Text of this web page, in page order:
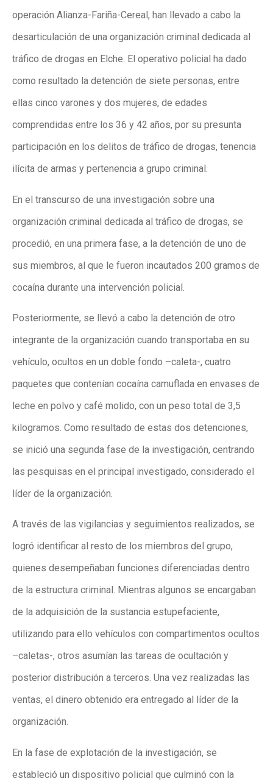
operación Alianza-Fariña-Cereal, han llevado a cabo la
desarticulación de una organización criminal dedicada al
tráfico de drogas en Elche. El operativo policial ha dado
como resultado la detención de siete personas, entre
ellas cinco varones y dos mujeres, de edades
comprendidas entre los 36 y 42 años, por su presunta
participación en los delitos de tráfico de drogas, tenencia
ilícita de armas y pertenencia a grupo criminal.
En el transcurso de una investigación sobre una
organización criminal dedicada al tráfico de drogas, se
procedió, en una primera fase, a la detención de uno de
sus miembros, al que le fueron incautados 200 gramos de
cocaína durante una intervención policial.
Posteriormente, se llevó a cabo la detención de otro
integrante de la organización cuando transportaba en su
vehículo, ocultos en un doble fondo –caleta-, cuatro
paquetes que contenían cocaína camuflada en envases de
leche en polvo y café molido, con un peso total de 3,5
kilogramos. Como resultado de estas dos detenciones,
se inició una segunda fase de la investigación, centrando
las pesquisas en el principal investigado, considerado el
líder de la organización.
A través de las vigilancias y seguimientos realizados, se
logró identificar al resto de los miembros del grupo,
quienes desempeñaban funciones diferenciadas dentro
de la estructura criminal. Mientras algunos se encargaban
de la adquisición de la sustancia estupefaciente,
utilizando para ello vehículos con compartimentos ocultos
–caletas-, otros asumían las tareas de ocultación y
posterior distribución a terceros. Una vez realizadas las
ventas, el dinero obtenido era entregado al líder de la
organización.
En la fase de explotación de la investigación, se
estableció un dispositivo policial que culminó con la